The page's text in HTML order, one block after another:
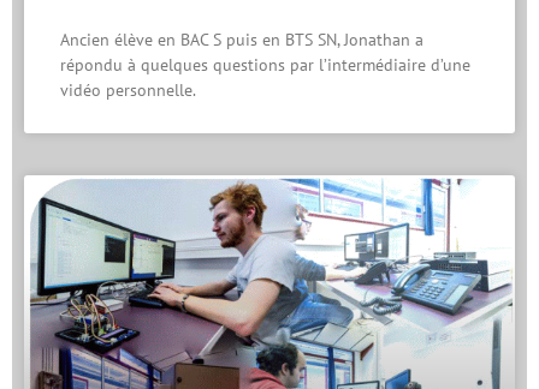
Ancien élève en BAC S puis en BTS SN, Jonathan a
répondu à quelques questions par l’intermédiaire d’une
vidéo personnelle.